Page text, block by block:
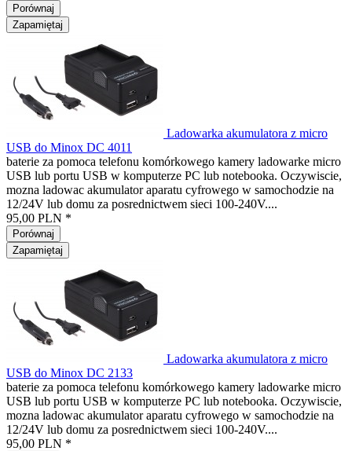
Porównaj
Zapamiętaj
Ladowarka akumulatora z micro
USB do Minox DC 4011
baterie za pomoca telefonu komórkowego kamery ladowarke micro
USB lub portu USB w komputerze PC lub notebooka. Oczywiscie,
mozna ladowac akumulator aparatu cyfrowego w samochodzie na
12/24V lub domu za posrednictwem sieci 100-240V....
95,00 PLN *
Porównaj
Zapamiętaj
Ladowarka akumulatora z micro
USB do Minox DC 2133
baterie za pomoca telefonu komórkowego kamery ladowarke micro
USB lub portu USB w komputerze PC lub notebooka. Oczywiscie,
mozna ladowac akumulator aparatu cyfrowego w samochodzie na
12/24V lub domu za posrednictwem sieci 100-240V....
95,00 PLN *